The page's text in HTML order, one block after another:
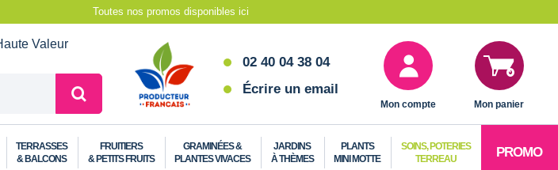
Toutes nos promos disponibles ici
Valeur
02 40 04 38 04
Écrire un email
Mon compte Mon panier
TERRASSES
& BALCONS
FRUITIERS
& PETITS FRUITS
GRAMINÉES &
PLANTES VIVACES
JARDINS
À THÈMES
PLANTS
MINI MOTTE
SOINS, POTERIES
TERREAU
PROMO